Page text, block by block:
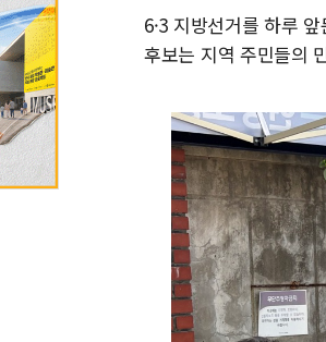
6·3 지방선거를 하루
후보는 지역 주민들의